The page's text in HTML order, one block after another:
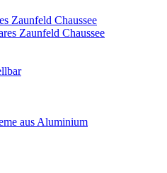
Zaunfeld Chaussee
Zaunfeld Chaussee
aus Aluminium